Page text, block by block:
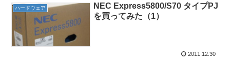
ハードウェア
NEC Express5800/S70 タイプPJ
を買ってみた（1）
2011.12.30